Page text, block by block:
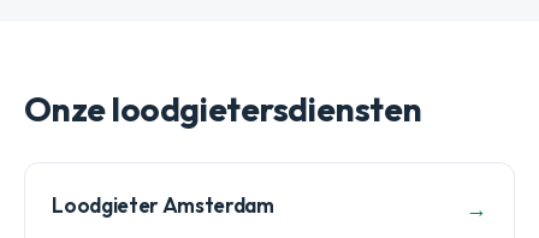
Onze loodgietersdiensten
Loodgieter Amsterdam →